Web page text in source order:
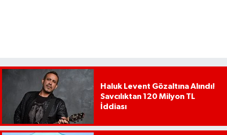
Haluk Levent Gözaltına Alındı!
Savcılıktan 120 Milyon TL
İddiası